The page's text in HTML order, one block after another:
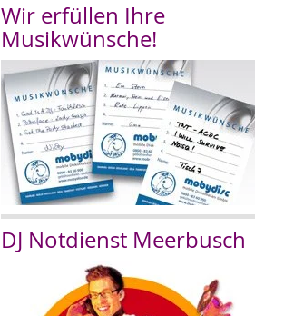
Wir erfüllen Ihre
Musikwünsche!
DJ Notdienst Meerbusch